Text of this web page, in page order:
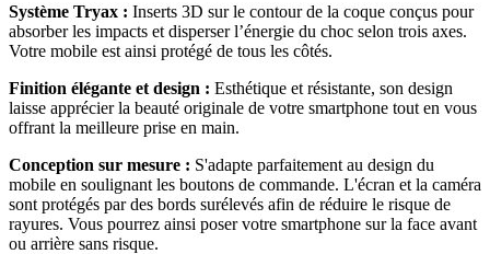
Système Tryax : Inserts 3D sur le contour de la coque conçus pour
absorber les impacts et disperser l’énergie du choc selon trois axes.
Votre mobile est ainsi protégé de tous les côtés.
Finition élégante et design : Esthétique et résistante, son design
laisse apprécier la beauté originale de votre smartphone tout en vous
offrant la meilleure prise en main.
Conception sur mesure : S'adapte parfaitement au design du
mobile en soulignant les boutons de commande. L'écran et la caméra
sont protégés par des bords surélevés afin de réduire le risque de
rayures. Vous pourrez ainsi poser votre smartphone sur la face avant
ou arrière sans risque.